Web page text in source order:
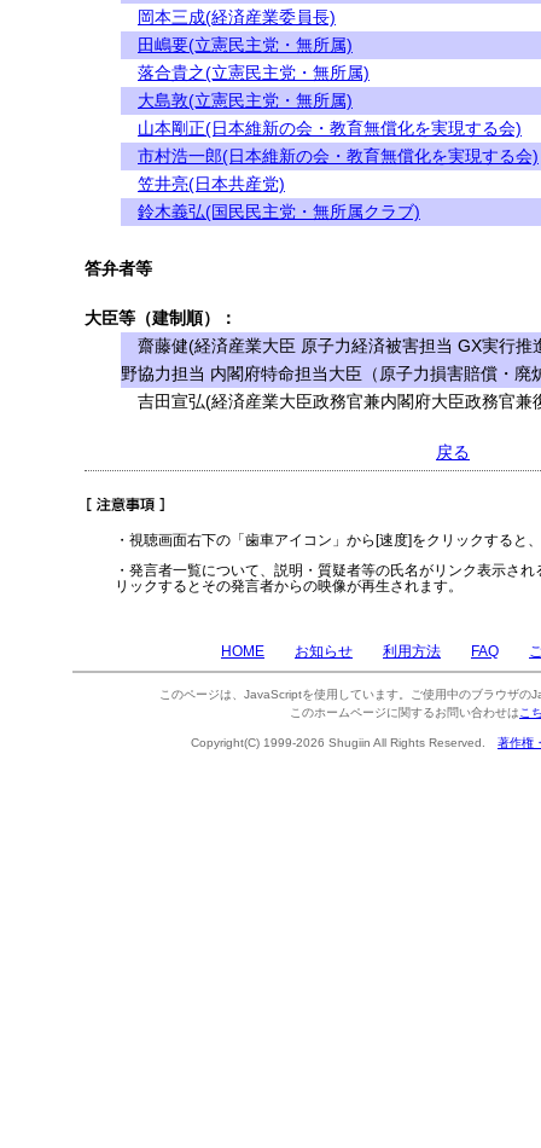
岡本三成(経済産業委員長)
田嶋要(立憲民主党・無所属)
落合貴之(立憲民主党・無所属)
大島敦(立憲民主党・無所属)
山本剛正(日本維新の会・教育無償化を実現する会)
市村浩一郎(日本維新の会・教育無償化を実現する会)
笠井亮(日本共産党)
鈴木義弘(国民民主党・無所属クラブ)
答弁者等
大臣等（建制順）：
齋藤健(経済産業大臣 原子力経済被害担当 GX実行推
野協力担当 内閣府特命担当大臣（原子力損害賠償・廃
吉田宣弘(経済産業大臣政務官兼内閣府大臣政務官兼
戻る
・視聴画面右下の「歯車アイコン」から[速度]をクリックすると
・発言者一覧について、説明・質疑者等の氏名がリンク表示さ
リックするとその発言者からの映像が再生されます。
HOME お知らせ 利用方法 FAQ
このページは、JavaScriptを使用しています。ご使用中のブラウザの
このホームページに関するお問い合わせは こ
Copyright(C) 1999-2026 Shugiin All Rights Reserved. 著作権